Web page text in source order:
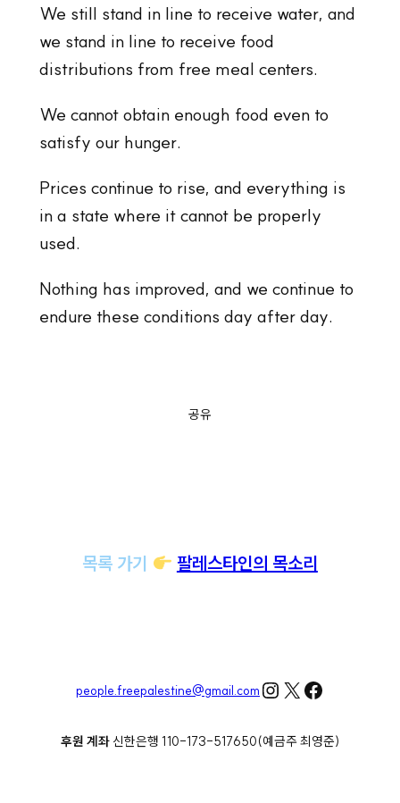
We still stand in line to receive water, and
we stand in line to receive food
distributions from free meal centers.
We cannot obtain enough food even to
satisfy our hunger.
Prices continue to rise, and everything is
in a state where it cannot be properly
used.
Nothing has improved, and we continue to
endure these conditions day after day.
공유
목록 가기 팔레스타인의 목소리
people.freepalestine@gmail.comInstagram
X Facebook
후원 계좌 신한은행 110-173-517650(예금주 최영준)